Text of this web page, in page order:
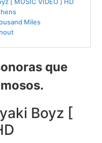
[ MUSIC VIDEO ] HD
Miles
que
Boyz [